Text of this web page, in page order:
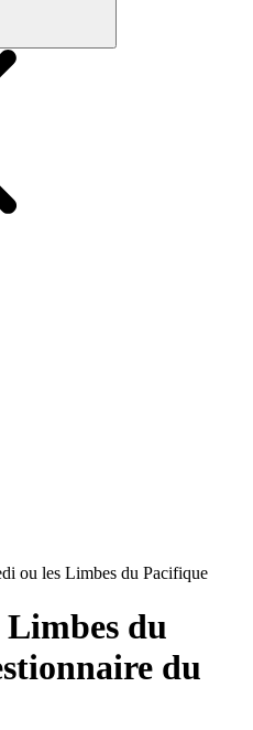
ou les Limbes du Pacifique
Limbes du
du